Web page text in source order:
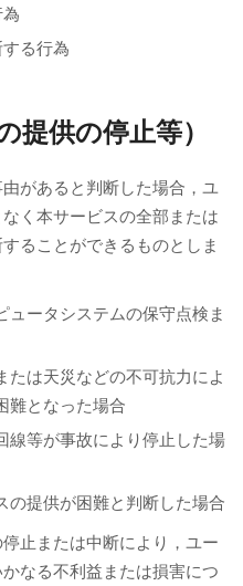
る行為
提供の停止等）
があると判断した場合，ユ
く本サービスの全部または
ることができるものとしま
ータシステムの保守点検ま
は天災などの不可抗力によ
難となった場合
線等が事故により停止した場
の提供が困難と判断した場合
止または中断により，ユー
なる不利益または損害につ